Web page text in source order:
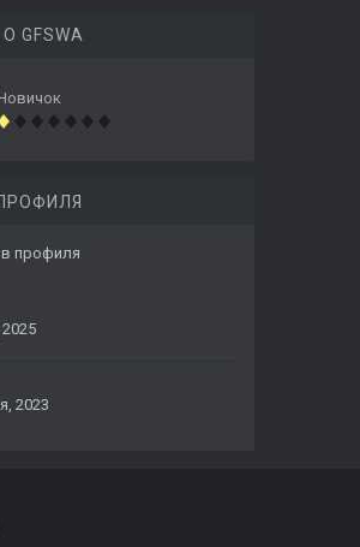
GFSWA
профиля
2023